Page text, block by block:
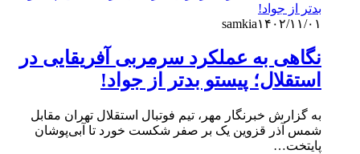
samkia۱۴۰۲/۱۱/۰۱
نگاهی به عملکرد سرمربی آفریقایی در
استقلال؛ پیستو بدتر از جواد!
به گزارش خبرنگار مهر، تیم فوتبال استقلال تهران مقابل
شمس آذر قزوین یک بر صفر شکست خورد تا آبی‌پوشان
پایتخت…